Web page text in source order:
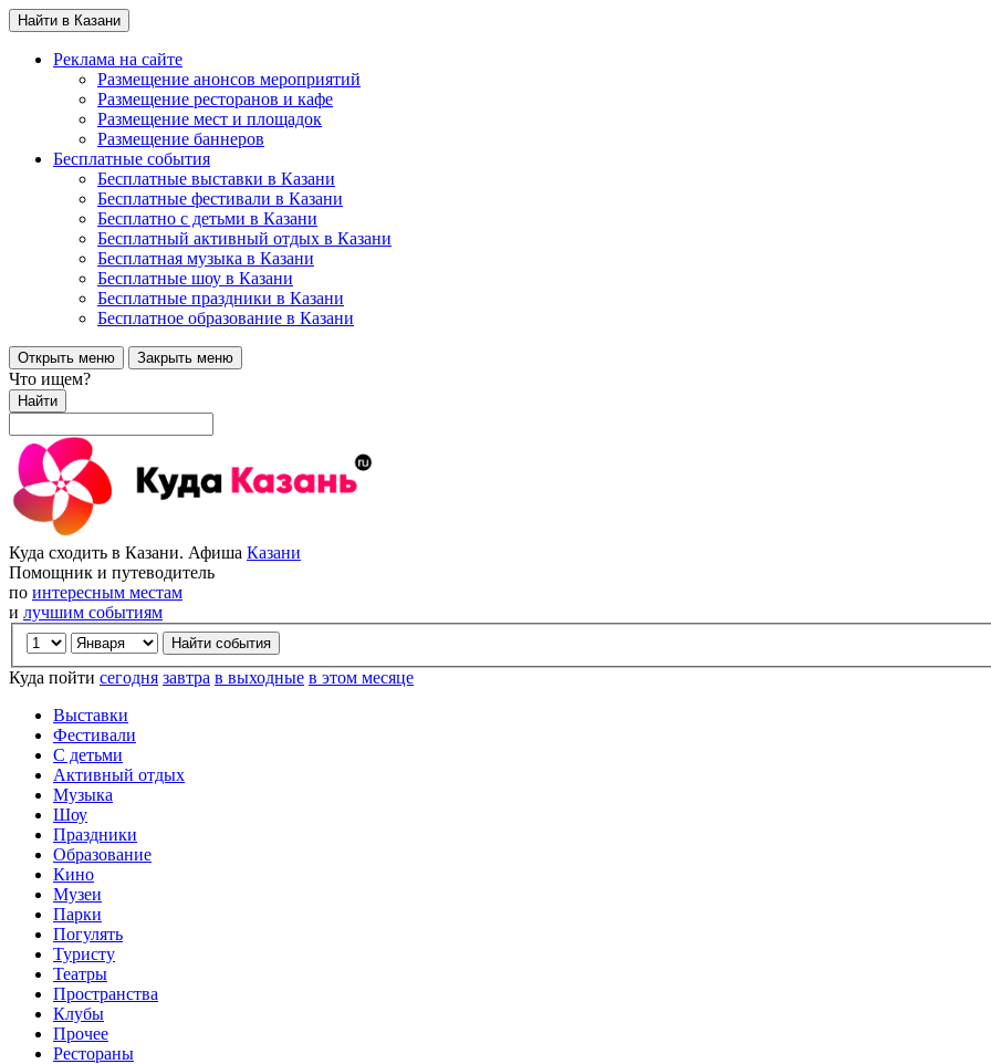
Найти в Казани
Реклама на сайте
Размещение анонсов мероприятий
Размещение ресторанов и кафе
Размещение мест и площадок
Размещение баннеров
Бесплатные события
Бесплатные выставки в Казани
Бесплатные фестивали в Казани
Бесплатно с детьми в Казани
Бесплатный активный отдых в Казани
Бесплатная музыка в Казани
Бесплатные шоу в Казани
Бесплатные праздники в Казани
Бесплатное образование в Казани
Открыть меню Закрыть меню
Что ищем?
Найти
Куда сходить в Казани. Афиша Казани
Помощник и путеводитель
по интересным местам
и лучшим событиям
Куда пойти сегодня завтра в выходные в этом месяце
Выставки
Фестивали
С детьми
Активный отдых
Музыка
Шоу
Праздники
Образование
Кино
Музеи
Парки
Погулять
Туристу
Театры
Пространства
Клубы
Прочее
Рестораны